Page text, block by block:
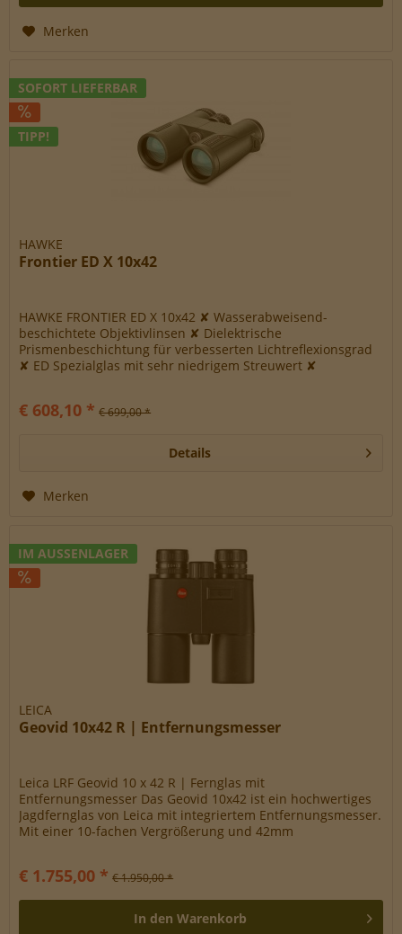
Merken
SOFORT LIEFERBAR
TIPP!
HAWKE
Frontier ED X 10x42
HAWKE FRONTIER ED X 10x42 ✘ Wasserabweisend-
beschichtete Objektivlinsen ✘ Dielektrische
Prismenbeschichtung für verbesserten Lichtreflexionsgrad
✘ ED Spezialglas mit sehr niedrigem Streuwert ✘
€ 608,10 * € 699,00 *
Details
Merken
IM AUSSENLAGER
LEICA
Geovid 10x42 R | Entfernungsmesser
Leica LRF Geovid 10 x 42 R | Fernglas mit
Entfernungsmesser Das Geovid 10x42 ist ein hochwertiges
Jagdfernglas von Leica mit integriertem Entfernungsmesser.
Mit einer 10-fachen Vergrößerung und 42mm
€ 1.755,00 * € 1.950,00 *
In den Warenkorb